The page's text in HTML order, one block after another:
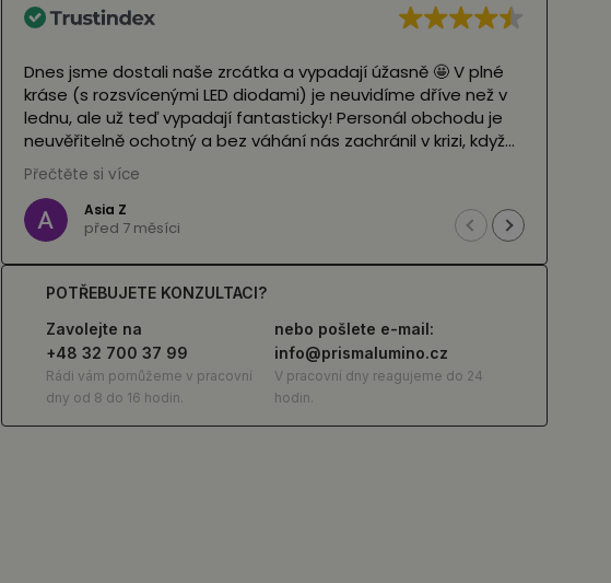
Dnes jsme dostali naše zrcátka a vypadají úžasně 🤩 V plné
kráse (s rozsvícenými LED diodami) je neuvidíme dříve než v
lednu, ale už teď vypadají fantasticky! Personál obchodu je
neuvěřitelně ochotný a bez váhání nás zachránil v krizi, když
se nám cestou ztratil balíček. Vřele je doporučuji ❤️
(Přeloženo Google,
Přečtěte si více
Asia Z
před 7 měsíci
POTŘEBUJETE KONZULTACI?
Zavolejte na
+48 32 700 37 99
Rádi vám pomůžeme v pracovní
dny od 8 do 16 hodin.
nebo pošlete e-mail:
info@prismalumino.cz
V pracovní dny reagujeme do 24
hodin.